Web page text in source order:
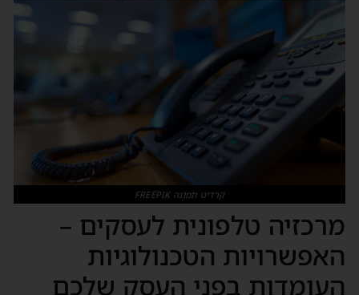
קרדיט תמונה FREEPIK
מרכזיה טלפונית לעסקים –
האפשרויות הטכנולוגיות
העומדות בפני העסק שלכם